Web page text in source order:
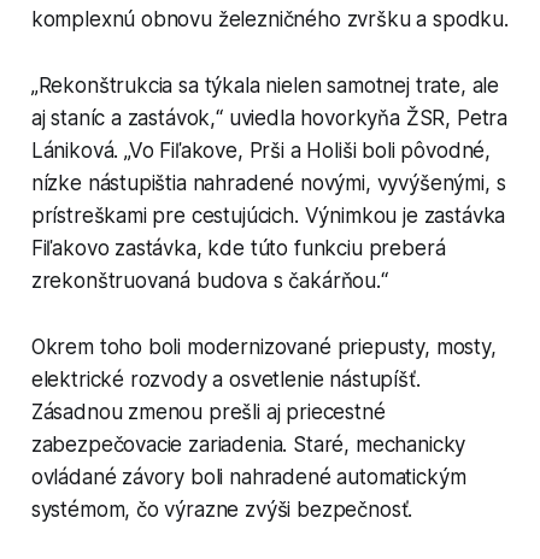
komplexnú obnovu železničného zvršku a spodku.
„Rekonštrukcia sa týkala nielen samotnej trate, ale
aj staníc a zastávok,“ uviedla hovorkyňa ŽSR, Petra
Lániková. „Vo Fiľakove, Prši a Holiši boli pôvodné,
nízke nástupištia nahradené novými, vyvýšenými, s
prístreškami pre cestujúcich. Výnimkou je zastávka
Fiľakovo zastávka, kde túto funkciu preberá
zrekonštruovaná budova s čakárňou.“
Okrem toho boli modernizované priepusty, mosty,
elektrické rozvody a osvetlenie nástupíšť.
Zásadnou zmenou prešli aj priecestné
zabezpečovacie zariadenia. Staré, mechanicky
ovládané závory boli nahradené automatickým
systémom, čo výrazne zvýši bezpečnosť.